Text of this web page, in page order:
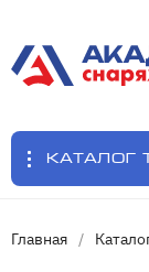
Каталог
Главная /